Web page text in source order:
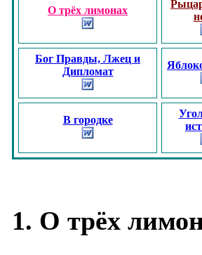
О трёх лимонах
Бог Правды, Лжец и
Дипломат
В городке
1. О трёх